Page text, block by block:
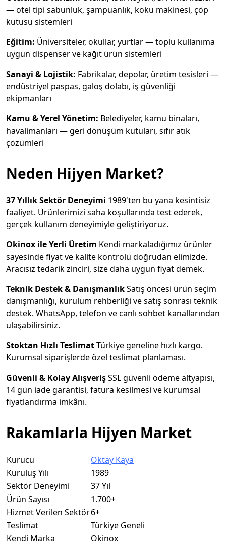
— otel tipi sabunluk, şampuanlık, koku makinesi, çöp
kutusu sistemleri
Eğitim: Üniversiteler, okullar, yurtlar — toplu kullanıma
uygun dispenser ve kağıt ürün sistemleri
Sanayi & Lojistik: Fabrikalar, depolar, üretim tesisleri —
endüstriyel paspas, galoş dolabı, iş güvenliği
ekipmanları
Kamu & Yerel Yönetim: Belediyeler, kamu binaları,
havalimanları — geri dönüşüm kutuları, sıfır atık
çözümleri
Neden Hijyen Market?
37 Yıllık Sektör Deneyimi 1989'ten bu yana kesintisiz
faaliyet. Ürünlerimizi saha koşullarında test ederek,
gerçek kullanım deneyimiyle geliştiriyoruz.
Okinox ile Yerli Üretim Kendi markaladığımız ürünler
sayesinde fiyat ve kalite kontrolü doğrudan elimizde.
Aracısız tedarik zinciri, size daha uygun fiyat demek.
Teknik Destek & DanışmanlıkSatış öncesi ürün seçim
danışmanlığı, kurulum rehberliği ve satış sonrası teknik
destek. WhatsApp, telefon ve canlı sohbet kanallarından
ulaşabilirsiniz.
Stoktan Hızlı TeslimatTürkiye geneline hızlı kargo.
Kurumsal siparişlerde özel teslimat planlaması.
Güvenli & Kolay AlışverişSSL güvenli ödeme altyapısı,
14 gün iade garantisi, fatura kesilmesi ve kurumsal
fiyatlandırma imkânı.
Rakamlarla Hijyen Market
Kurucu
Oktay Kaya
Kuruluş Yılı
1989
Sektör Deneyimi
37 Yıl
Ürün Sayısı
1.700+
Hizmet Verilen Sektör6+
Teslimat
Türkiye Geneli
Kendi Marka
Okinox